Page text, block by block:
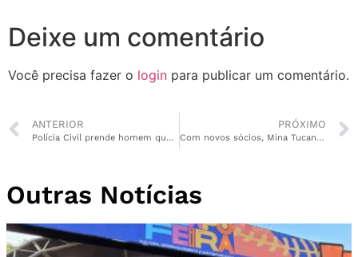
Deixe um comentário
Você precisa fazer o login para publicar um comentário.
ANTERIOR
Polícia Civil prende homem que aparece em vídeo tentando matar a ex-mulher
PRÓXIMO
Com novos sócios, Mina Tucano deve retomar as atividades em Pedra Branca
Outras Notícias